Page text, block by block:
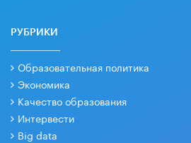
РУБРИКИ
Образовательная политика
Экономика
Качество образования
Интервести
Big data